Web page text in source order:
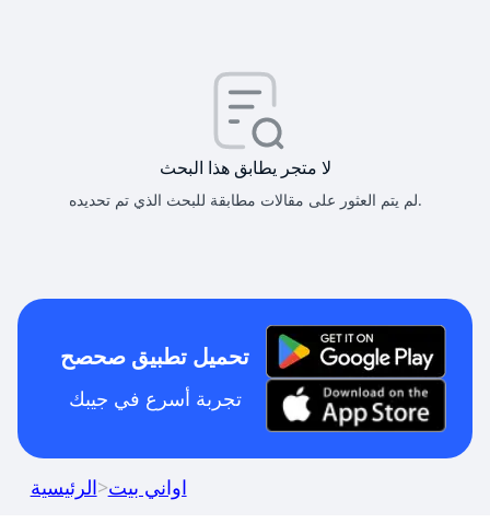
لا متجر يطابق هذا البحث
لم يتم العثور على مقالات مطابقة للبحث الذي تم تحديده.
تحميل تطبيق صحصح
تجربة أسرع في جيبك
الرئيسية>اواني بيت